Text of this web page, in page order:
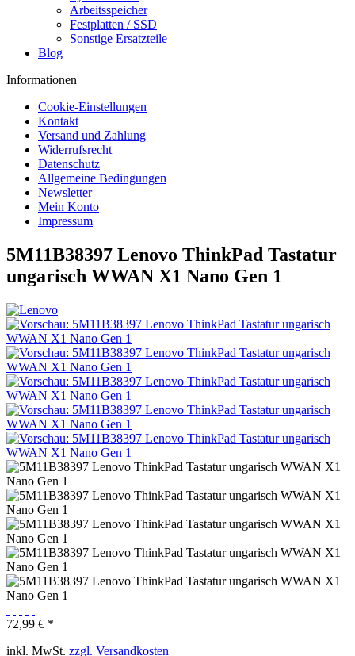
Arbeitsspeicher
Festplatten / SSD
Sonstige Ersatzteile
Blog
Informationen
Cookie-Einstellungen
Kontakt
Versand und Zahlung
Widerrufsrecht
Datenschutz
Allgemeine Bedingungen
Newsletter
Mein Konto
Impressum
5M11B38397 Lenovo ThinkPad Tastatur
ungarisch WWAN X1 Nano Gen 1
72,99 € *
inkl. MwSt. zzgl. Versandkosten